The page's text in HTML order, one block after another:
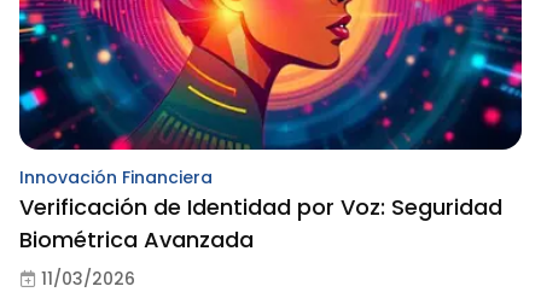
Innovación Financiera
Verificación de Identidad por Voz: Seguridad
Biométrica Avanzada
11/03/2026